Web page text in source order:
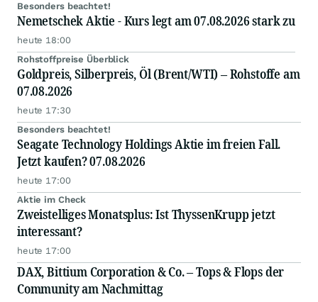
Besonders beachtet!
Nemetschek Aktie - Kurs legt am 07.08.2026 stark zu
heute 18:00
Rohstoffpreise Überblick
Goldpreis, Silberpreis, Öl (Brent/WTI) – Rohstoffe am
07.08.2026
heute 17:30
Besonders beachtet!
Seagate Technology Holdings Aktie im freien Fall.
Jetzt kaufen? 07.08.2026
heute 17:00
Aktie im Check
Zweistelliges Monatsplus: Ist ThyssenKrupp jetzt
interessant?
heute 17:00
DAX, Bittium Corporation & Co. – Tops & Flops der
Community am Nachmittag